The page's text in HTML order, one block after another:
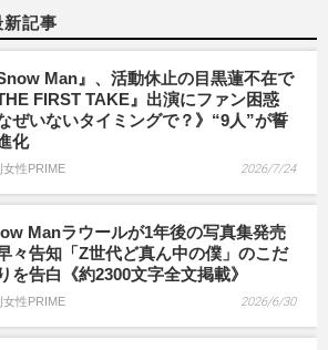
記事
Snow Man』、活動休止の目黒蓮不在で
THE FIRST TAKE』出演にファン困惑
なぜいないタイミングで？》“9人”が誓
化
女性PRIME 2026/7/24
Manラウールが1年後の写真集発売
々告知「Z世代ど真ん中の僕」のこだ
を告白《約2300文字全文掲載》
女性PRIME 2026/6/30